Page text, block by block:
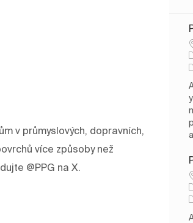
v průmyslových, dopravních,
více způsoby než
@PPG na X.